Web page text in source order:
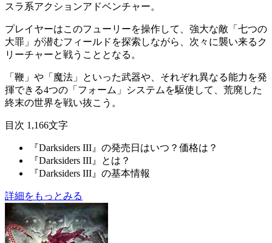
スラ系アクションアドベンチャー。
プレイヤーはこのフューリーを操作して、強大な敵 「七つの
大罪」が潜むフィールドを探索しながら、次々に襲い来るク
リーチャーと戦うこととなる。
「鞭」や「魔法」といった武器や、それぞれ異なる能力を発
揮できる4つの 「フォーム」
システムを駆使して、荒廃した
終末の世界を戦い抜こう。
目次 1,166文字
『Darksiders III』の発売日はいつ？価格は？
『Darksiders III』とは？
『Darksiders III』の基本情報
詳細をもっとみる